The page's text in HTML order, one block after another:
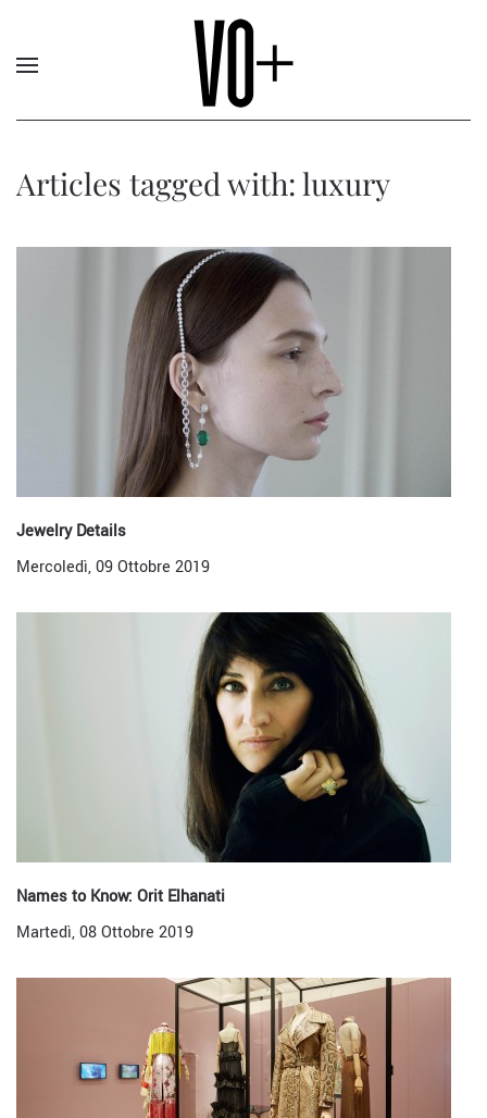
Articles tagged with: luxury
Jewelry Details
Mercoledì, 09 Ottobre 2019
Names to Know: Orit Elhanati
Martedì, 08 Ottobre 2019